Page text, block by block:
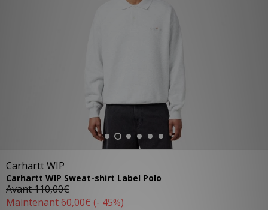
Carhartt WIP
Carhartt WIP Sweat-shirt Label Polo
Avant110,00€
Maintenant60,00€ (- 45%)